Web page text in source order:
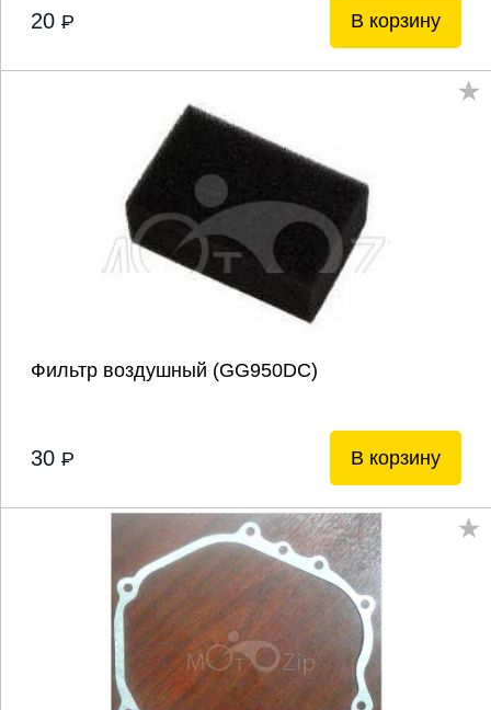
20 P В корзину
Фильтр воздушный (GG950DC)
30 P В корзину